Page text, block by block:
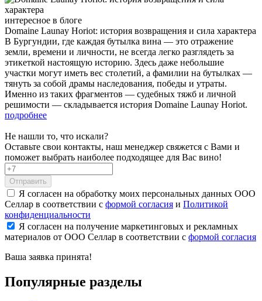
интересное в блоге
Domaine Launay Horiot: история возвращения и сила характера
В Бургундии, где каждая бутылка вина — это отражение
земли, времени и личности, не всегда легко разглядеть за
этикеткой настоящую историю. Здесь даже небольшие
участки могут иметь вес столетий, а фамилии на бутылках —
тянуть за собой драмы наследования, победы и утраты.
Именно из таких фрагментов — судебных тяжб и личной
решимости — складывается история Domaine Launay Horiot.
подробнее
Не нашли то, что искали?
Оставьте свои контакты, наш менеджер свяжется с Вами и
поможет выбрать наиболее подходящее для Вас вино!
Отправить
Я согласен на обработку моих персональных данных ООО
Селлар в соответствии с формой согласия и Политикой
конфиденциальности
Я согласен на получение маркетинговых и рекламных
материалов от ООО Селлар в соответствии с формой согласия
Ваша заявка принята!
Популярные разделы